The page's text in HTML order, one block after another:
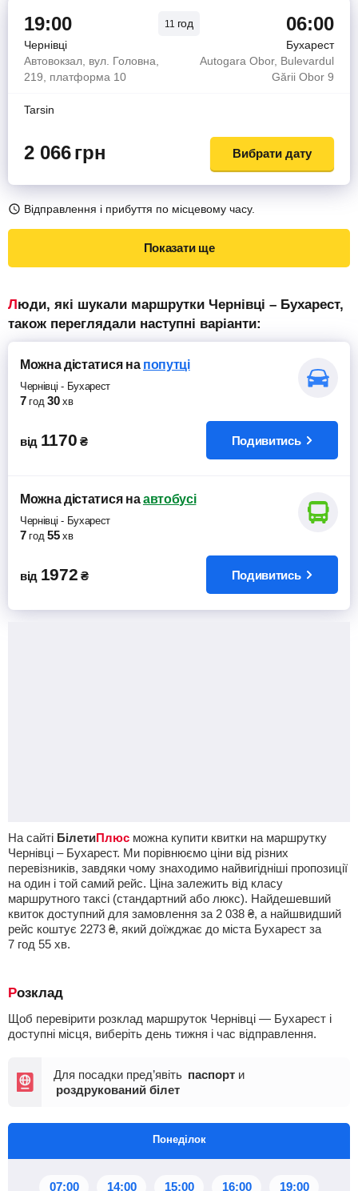
19:00 11 год 06:00
Чернівці
Бухарест
Автовокзал, вул. Головна,
219, платформа 10
Autogara Obor, Bulevardul
Gării Obor 9
Tarsin
2 066грн Вибрати дату
Відправлення і прибуття по місцевому часу.
Показати ще
Люди, які шукали маршрутки Чернівці – Бухарест,
також переглядали наступні варіанти:
Можна дістатисяна попутці
Чернівці - Бухарест
7 год 30 хв
від 1170 ₴ Подивитись
Можна дістатисяна автобусі
Чернівці - Бухарест
7 год 55 хв
від 1972 ₴ Подивитись
На сайті БілетиПлюс можна купити квитки на маршрутку
Чернівці – Бухарест. Ми порівнюємо ціни від різних
перевізників, завдяки чому знаходимо найвигідніші пропозиції
на один і той самий рейс. Ціна залежить від класу
маршрутного таксі (стандартний або люкс). Найдешевший
квиток доступний для замовлення за 2 038 ₴, а найшвидший
рейс коштує 2273 ₴, який доїжджає до міста Бухарест за
7 год 55 хв.
Розклад
Щоб перевірити розклад маршруток Чернівці — Бухарест і
доступні місця, виберіть день тижня і час відправлення.
Для посадки пред’явіть паспорт и
роздрукований білет
Понеділок
07:00 14:00 15:00 16:00 19:00